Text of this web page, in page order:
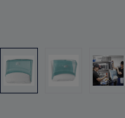
Bildergalerie überspringen